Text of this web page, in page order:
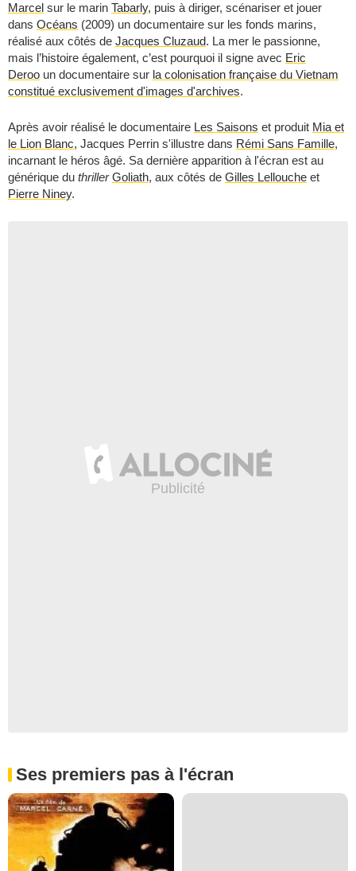
Marcel sur le marin Tabarly, puis à diriger, scénariser et jouer
dans Océans (2009) un documentaire sur les fonds marins,
réalisé aux côtés de Jacques Cluzaud. La mer le passionne,
mais l’histoire également, c’est pourquoi il signe avec Eric
Deroo un documentaire sur la colonisation française du Vietnam
constitué exclusivement d'images d'archives.
Après avoir réalisé le documentaire Les Saisons et produit Mia et
le Lion Blanc, Jacques Perrin s'illustre dans Rémi Sans Famille,
incarnant le héros âgé. Sa dernière apparition à l'écran est au
générique du thriller Goliath, aux côtés de Gilles Lellouche et
Pierre Niney.
Ses premiers pas à l'écran